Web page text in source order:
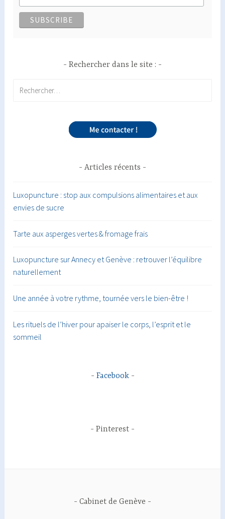
Rechercher dans le site :
Articles récents
Luxopuncture : stop aux compulsions alimentaires et aux
envies de sucre
Tarte aux asperges vertes & fromage frais
Luxopuncture sur Annecy et Genève : retrouver l’équilibre
naturellement
Une année à votre rythme, tournée vers le bien-être !
Les rituels de l’hiver pour apaiser le corps, l’esprit et le
sommeil
Facebook
Pinterest
Cabinet de Genève